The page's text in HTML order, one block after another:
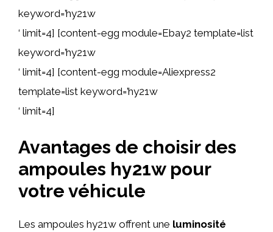
keyword=’hy21w
‘ limit=4] [content-egg module=Ebay2 template=list
keyword=’hy21w
‘ limit=4] [content-egg module=Aliexpress2
template=list keyword=’hy21w
‘ limit=4]
Avantages de choisir des
ampoules hy21w pour
votre véhicule
Les ampoules hy21w offrent une luminosité